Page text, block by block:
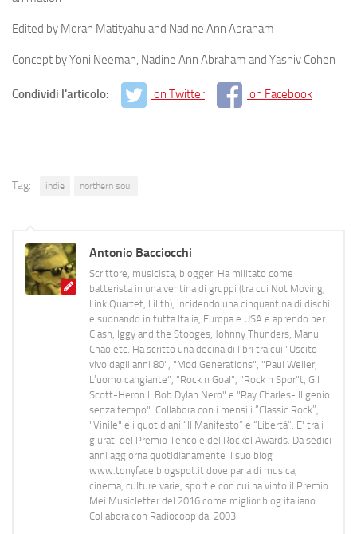
Edited by Moran Matityahu and Nadine Ann Abraham
Concept by Yoni Neeman, Nadine Ann Abraham and Yashiv Cohen
Condividi l'articolo: on Twitter on Facebook
Tag: indie northern soul
Antonio Bacciocchi
Scrittore, musicista, blogger. Ha militato come
batterista in una ventina di gruppi (tra cui Not Moving,
Link Quartet, Lilith), incidendo una cinquantina di dischi
e suonando in tutta Italia, Europa e USA e aprendo per
Clash, Iggy and the Stooges, Johnny Thunders, Manu
Chao etc. Ha scritto una decina di libri tra cui "Uscito
vivo dagli anni 80", "Mod Generations", "Paul Weller,
L’uomo cangiante", "Rock n Goal", "Rock n Spor"t, Gil
Scott-Heron Il Bob Dylan Nero" e "Ray Charles- Il genio
senza tempo". Collabora con i mensili “Classic Rock”,
"Vinile" e i quotidiani “Il Manifesto” e “Libertà”. E' tra i
giurati del Premio Tenco e del Rockol Awards. Da sedici
anni aggiorna quotidianamente il suo blog
www.tonyface.blogspot.it dove parla di musica,
cinema, culture varie, sport e con cui ha vinto il Premio
Mei Musicletter del 2016 come miglior blog italiano.
Collabora con Radiocoop dal 2003.